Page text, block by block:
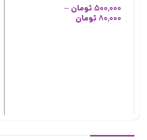
500,000 تومان–
80,000 تومان